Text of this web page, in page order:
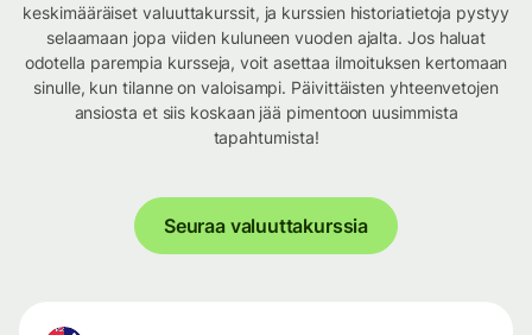
keskimääräiset valuuttakurssit, ja kurssien historiatietoja pystyy
selaamaan jopa viiden kuluneen vuoden ajalta. Jos haluat
odotella parempia kursseja, voit asettaa ilmoituksen kertomaan
sinulle, kun tilanne on valoisampi. Päivittäisten yhteenvetojen
ansiosta et siis koskaan jää pimentoon uusimmista
tapahtumista!
Seuraa valuuttakurssia